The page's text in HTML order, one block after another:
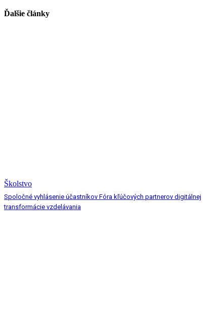
Ďalšie články
Školstvo
Spoločné vyhlásenie účastníkov Fóra kľúčových partnerov digitálnej
transformácie vzdelávania